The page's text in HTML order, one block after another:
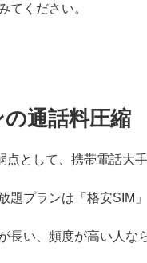
てください。
通話料圧縮
点として、携帯電話大
題プランは「格安SIM
長い、頻度が高い人な